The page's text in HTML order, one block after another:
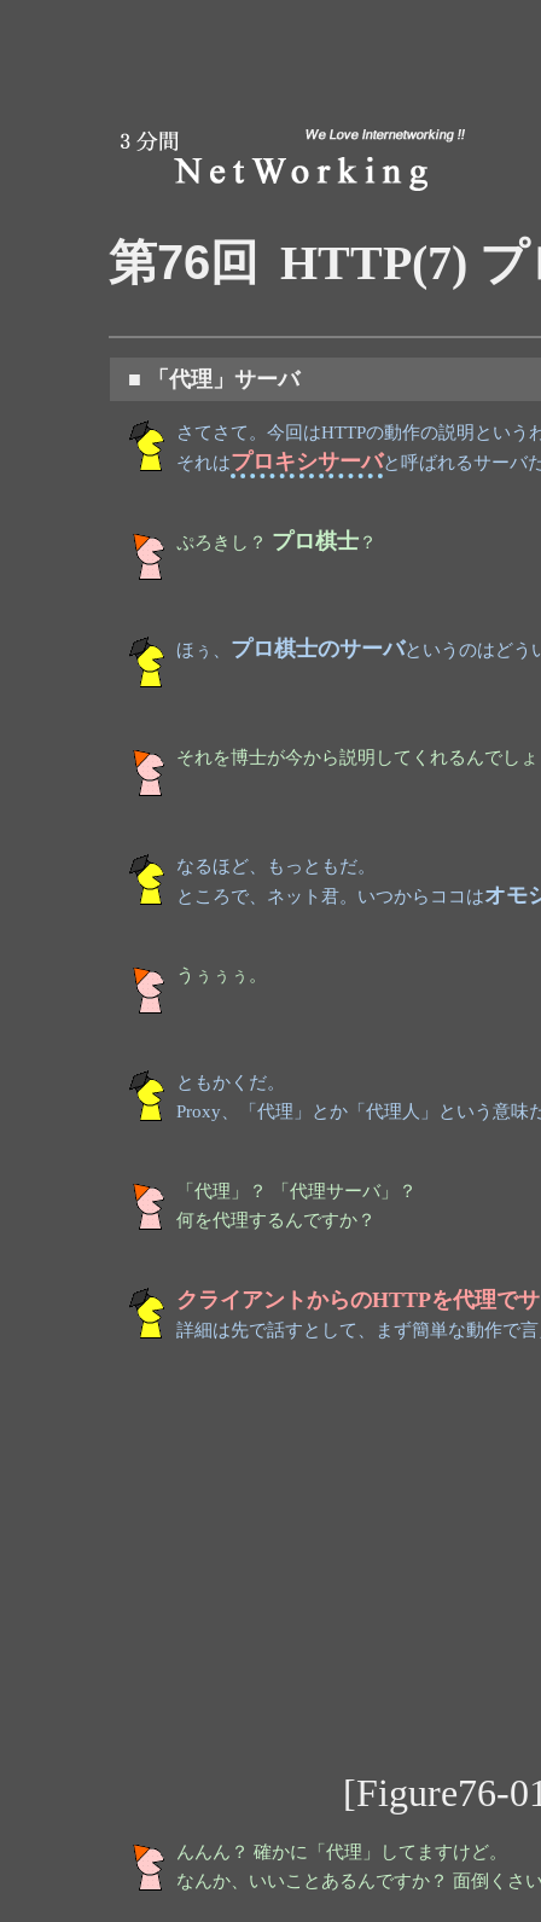
第76回 HTTP(7)
■ 「代理」サーバ
さてさて。今回はHTTPの動作の説明とい
それはプロキシサーバと呼ばれるサーバ
ぷろきし？ プロ棋士？
ほぅ、 プロ棋士のサーバというのはどう
それを博士が今から説明してくれるんでし
なるほど、もっともだ。
ところで、ネット君。いつからココはオモ
うぅぅぅ。
ともかくだ。
Proxy、「代理」とか「代理人」という意味
「代理」？ 「代理サーバ」？
何を代理するんですか？
クライアントからのHTTPを代理で
詳細は先で話すとして、まず簡単な動作で
[Figure76-
んんん？ 確かに「代理」してますけど。
なんか、いいことあるんですか？ 面倒くさ